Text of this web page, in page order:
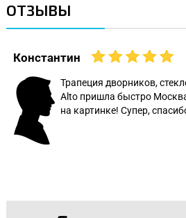
ОТЗЫВЫ
Константин
Трапеция дворников,
Alto пришла быстро
на картинке! Супер,